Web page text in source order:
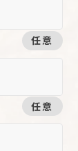
任意
任意